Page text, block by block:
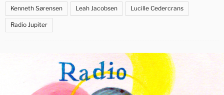
Kenneth Sørensen Leah Jacobsen Lucille Cedercrans
Radio Jupiter